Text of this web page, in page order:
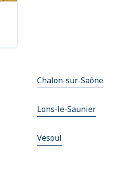
Chalon-sur-Saône
Lons-le-Saunier
Vesoul